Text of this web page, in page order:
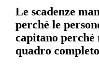
Le scadenze
perché le
capitano perché
quadro completo